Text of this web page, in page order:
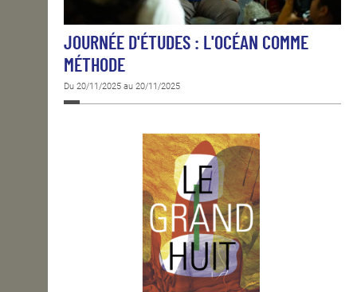
JOURNÉE D'ÉTUDES : L'OCÉAN COMME
MÉTHODE
Du 20/11/2025 au 20/11/2025